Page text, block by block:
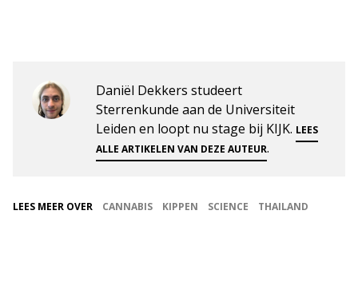
Daniël Dekkers studeert
Sterrenkunde aan de Universiteit
Leiden en loopt nu stage bij KIJK. LEES
ALLE ARTIKELEN VAN DEZE AUTEUR.
LEES MEER OVER CANNABIS KIPPEN SCIENCE THAILAND